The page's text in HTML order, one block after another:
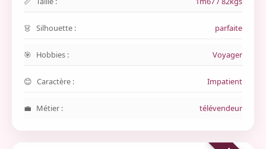
Silhouette : parfaite
Hobbies : Voyager
Caractère : Impatient
Métier : télévendeur